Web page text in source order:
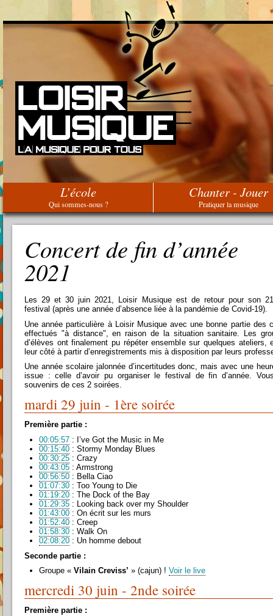
L’école
Qui sommes-nous ?
Chanter - Jouer
Pratiquer la musique
Concert de fin d’année
2021
Les 29 et 30 juin 2021, Loisir Musique est de retour pour son
festival (après une année d’absence liée à la pandémie de Covid-19).
Une année particulière à Loisir Musique avec une bonne partie des
effectués "à distance", en raison de la situation sanitaire. Les
d’élèves ont finalement pu répéter ensemble sur quelques ateliers,
leur côté à partir d’enregistrements mis à disposition par leurs
Une année scolaire jalonnée d’incertitudes donc, mais avec une
issue : celle d’avoir pu organiser le festival de fin d’année.
souvenirs de ces 2 soirées.
mardi 29 juin - 1ère soirée
Première partie :
00:05:57 : I’ve Got the Music in Me
00:15:40 : Stormy Monday Blues
00:30:25 : Crazy
00:43:05 : Armstrong
00:56:50 : Bella Ciao
01:07:30 : Too Young to Die
01:19:20 : The Dock of the Bay
01:29:35 : Looking back over my Shoulder
01:43:00 : On écrit sur les murs
01:52:40 : Creep
01:58:30 : Walk On
02:08:20 : Un homme debout
Seconde partie :
Groupe « Vilain Creviss’ » (cajun) ! Voir le live
mercredi 30 juin - 2nde soirée
Première partie :